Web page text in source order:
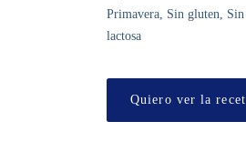
Primavera, Sin gluten, Sin
lactosa
Quiero ver la